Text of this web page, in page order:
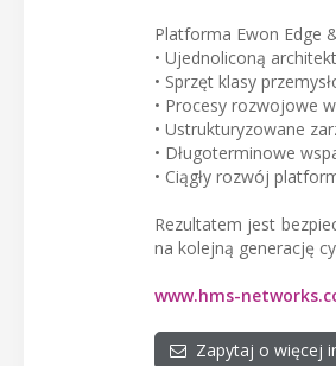
Platforma Ewon Edge
• Ujednoliconą
• Sprzęt klasy
• Procesy rozwojowe
• Ustrukturyzowane
• Długoterminowe
• Ciągły rozwój
Rezultatem jest
na kolejną generację
www.hms-
Zapytaj o więcej